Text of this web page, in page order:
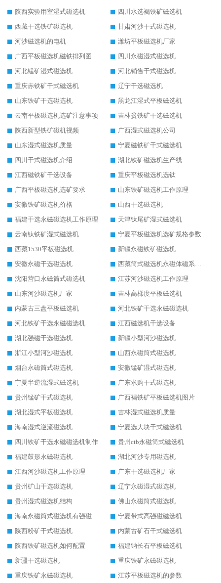
陕西实验用室湿式磁选机
四川水选褐铁矿磁选机
西藏干选铁矿磁选机
甘肃河沙干式磁选机
河沙磁选机的电机
潍坊平板磁选机厂家
广西平板磁选机磁铁排列图
四川永磁湿式磁选机
河北锰矿湿式磁选机
河北销售干式磁选机
重庆赤铁矿干式磁选机
辽宁干选磁选机
山东铁矿干选磁选机
黑龙江湿式平板磁选机
云南平板磁选机选矿注意事项
吉林贫铁矿干选磁选机
陕西新型铁矿磁机视频
广西湿式磁选机公司
山东湿式磁选机质量
宁夏磁铁矿干式磁选机
四川干式磁选机介绍
湖北铁矿磁选机生产线
江西磁铁矿干选设备
重庆平板磁选机选钛
广西平板磁选机选矿要求
山东铁矿磁选机工作原理
安徽铁矿磁选机价格
山西干选磁选机
福建干选永磁磁选机工作原理
天津钛尾矿湿式磁选机
云南钛铁矿湿式磁选机
宁夏平板磁选机选矿规格参数
西藏1530平板磁选机
新疆永磁铁矿磁选机
安徽永磁干选磁选机
西藏筒式磁选机永磁体磁系设计
沈阳营口永磁筒式磁选机
江苏河沙磁选机工作原理
山东河沙磁选机厂家
吉林高梯度平板磁选机
内蒙古三盘平板磁选机
河北铁矿干选永磁磁选机
河北铁矿干选永磁磁选机
江西磁选机干选设备
湖北强磁干选磁选机
新疆小型河沙磁选机
浙江小型河沙磁选机
山西永磁筒式磁选机
烟台永磁筒式磁选机
安徽锰矿湿式磁选机
宁夏半逆流湿式磁选机
广东求购干式磁选机
贵州锰矿干式磁选机
广西褐铁矿平板磁选机图片
湖北湿式平板磁选机
吉林湿式磁选机质量
海南湿式逆流磁选机
宁夏选大块干式磁选机
四川铁矿干选永磁磁选机制作
贵州ctb永磁筒式磁选机
福建鼓形永磁磁选机
湖北河沙专用磁选机
江西河沙磁选机工作原理
广东干选磁选机厂家
贵州矿山干选磁选机
辽宁永磁湿式磁选机
贵州湿式磁选机结构
佛山永磁筒式磁选机
海南永磁筒式磁选机有强磁的吗
宁夏带式高强磁磁选机
陕西粉矿干式磁选机
内蒙古矿石干式磁选机
陕西铁矿磁选机如何配置
福建钠长石平板磁选机
新疆干选磁选机
重庆铁矿永磁磁选机
重庆铁矿永磁磁选机
江苏平板磁选机的参数